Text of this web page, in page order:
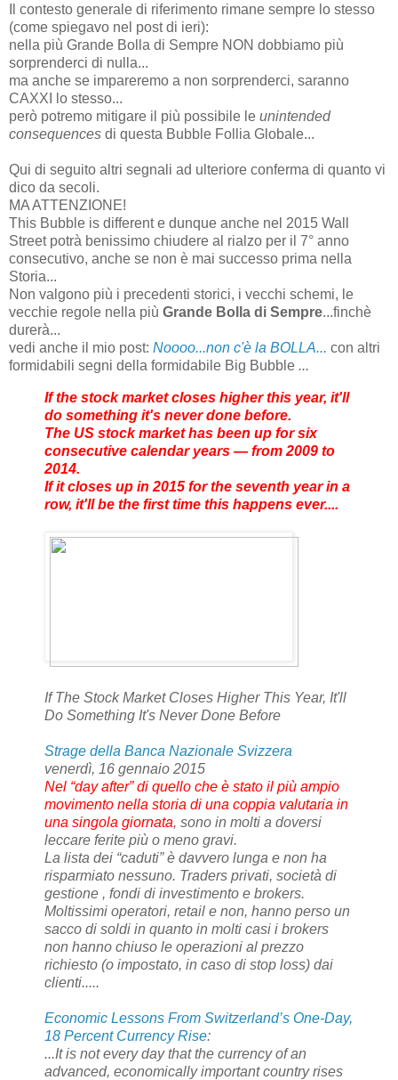
Il contesto generale di riferimento rimane sempre lo stesso
(come spiegavo nel post di ieri):
nella più Grande Bolla di Sempre NON dobbiamo più
sorprenderci di nulla...
ma anche se impareremo a non sorprenderci, saranno
CAXXI lo stesso...
però potremo mitigare il più possibile le unintended
consequences di questa Bubble Follia Globale...
Qui di seguito altri segnali ad ulteriore conferma di quanto vi
dico da secoli.
MA ATTENZIONE!
This Bubble is different e dunque anche nel 2015 Wall
Street potrà benissimo chiudere al rialzo per il 7° anno
consecutivo, anche se non è mai successo prima nella
Storia...
Non valgono più i precedenti storici, i vecchi schemi, le
vecchie regole nella più Grande Bolla di Sempre...finchè
durerà...
vedi anche il mio post: Noooo...non c'è la BOLLA... con altri
formidabili segni della formidabile Big Bubble ...
If the stock market closes higher this year, it'll
do something it's never done before.
The US stock market has been up for six
consecutive calendar years — from 2009 to
2014.
If it closes up in 2015 for the seventh year in a
row, it'll be the first time this happens ever....
If The Stock Market Closes Higher This Year, It'll
Do Something It's Never Done Before
Strage della Banca Nazionale Svizzera
venerdì, 16 gennaio 2015
Nel “day after” di quello che è stato il più ampio
movimento nella storia di una coppia valutaria in
una singola giornata, sono in molti a doversi
leccare ferite più o meno gravi.
La lista dei “caduti” è davvero lunga e non ha
risparmiato nessuno. Traders privati, società di
gestione , fondi di investimento e brokers.
Moltissimi operatori, retail e non, hanno perso un
sacco di soldi in quanto in molti casi i brokers
non hanno chiuso le operazioni al prezzo
richiesto (o impostato, in caso di stop loss) dai
clienti.....
Economic Lessons From Switzerland’s One-Day,
18 Percent Currency Rise:
...It is not every day that the currency of an
advanced, economically important country rises